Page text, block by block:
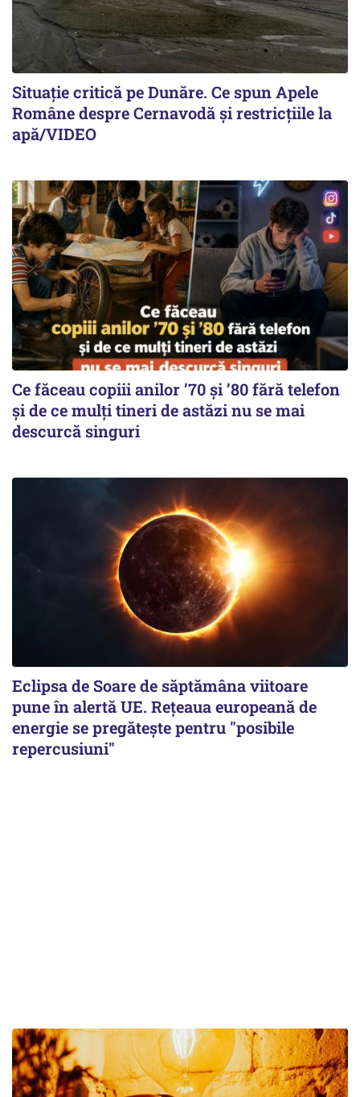
Situație critică pe Dunăre. Ce spun Apele
Române despre Cernavodă și restricțiile la
apă/VIDEO
Ce făceau copiii anilor ’70 și ’80 fără telefon
și de ce mulți tineri de astăzi nu se mai
descurcă singuri
Eclipsa de Soare de săptămâna viitoare
pune în alertă UE. Rețeaua europeană de
energie se pregătește pentru "posibile
repercusiuni"